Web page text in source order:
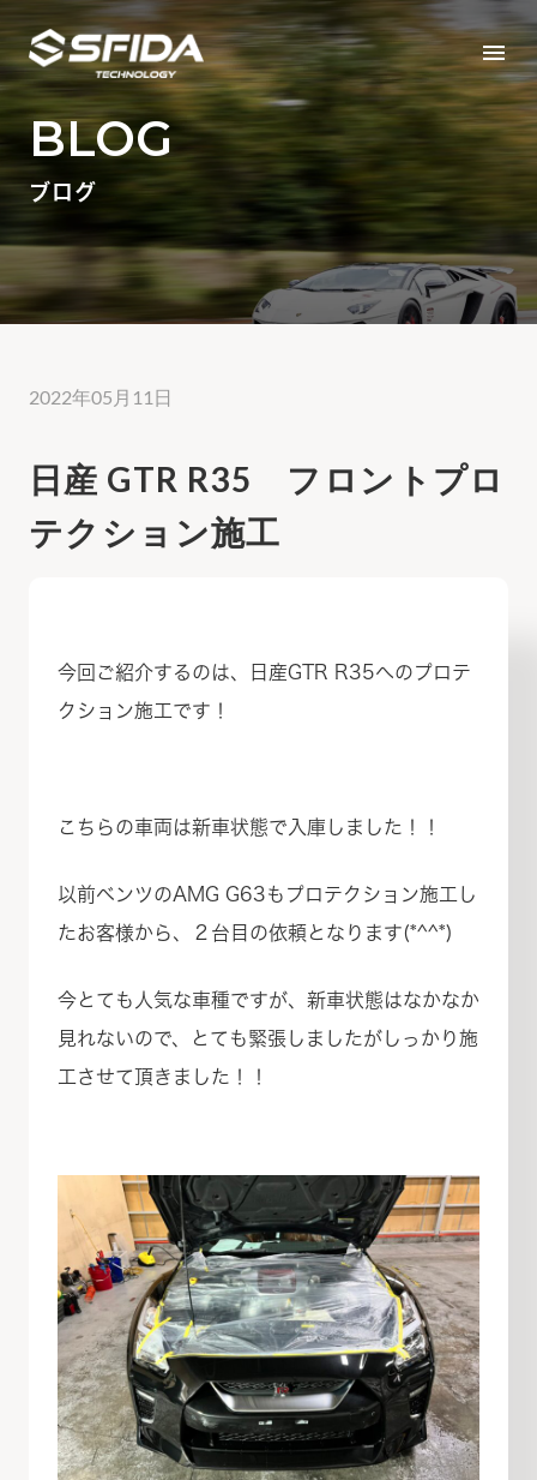
menu
BLOG
ブログ
2022年05月11日
日産 GTR R35 フロントプロ
テクション施工
今回ご紹介するのは、日産GTR R35へのプロテ
クション施工です！
こちらの車両は新車状態で入庫しました！！
以前ベンツのAMG G63もプロテクション施工し
たお客様から、２台目の依頼となります(*^^*)
今とても人気な車種ですが、新車状態はなかなか
見れないので、とても緊張しましたがしっかり施
工させて頂きました！！